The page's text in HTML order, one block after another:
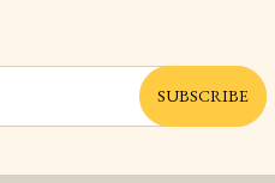
SUBSCRIBE